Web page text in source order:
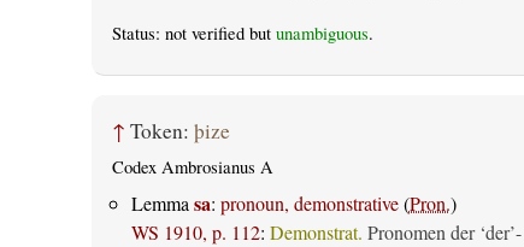
Status: not verified but unambiguous.
↑ Token: þize
Codex Ambrosianus A
Lemma sa: pronoun, demonstrative(Pron.)
WS 1910, p. 112: Demonstrat. Pronomen der